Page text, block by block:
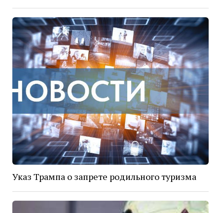
Указ Трампа о запрете родильного туризма